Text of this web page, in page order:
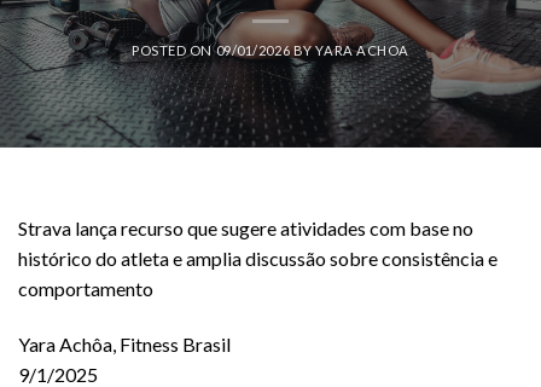
POSTED ON09/01/2026BYYARA ACHOA
Strava lança recurso que sugere atividades com base no
histórico do atleta e amplia discussão sobre consistência e
comportamento
Yara Achôa, Fitness Brasil
9/1/2025